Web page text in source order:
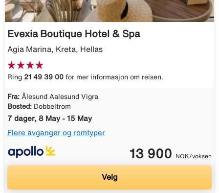
Evexia Boutique Hotel & Spa
Agia Marina, Kreta, Hellas
Ring 21 49 39 00 for mer informasjon om reisen.
Fra: Ålesund Aalesund Vigra
Bosted: Dobbeltrom
7 dager, 8 May - 15 May
Flere avganger og romtyper
13 900 NOK/voksen
Velg